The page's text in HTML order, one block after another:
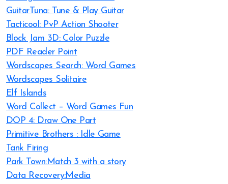
GuitarTuna: Tune & Play Guitar
Tacticool: PvP Action Shooter
Block Jam 3D: Color Puzzle
PDF Reader Point
Wordscapes Search: Word Games
Wordscapes Solitaire
Elf Islands
Word Collect – Word Games Fun
DOP 4: Draw One Part
Primitive Brothers : Idle Game
Tank Firing
Park Town:Match 3 with a story
Data Recovery:Media